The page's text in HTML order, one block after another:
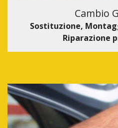
Cambio
Sostituzione,
Riparazione